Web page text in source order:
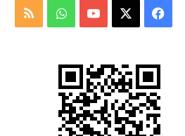
فيسبوك ‫YouTubeواتسابملخص